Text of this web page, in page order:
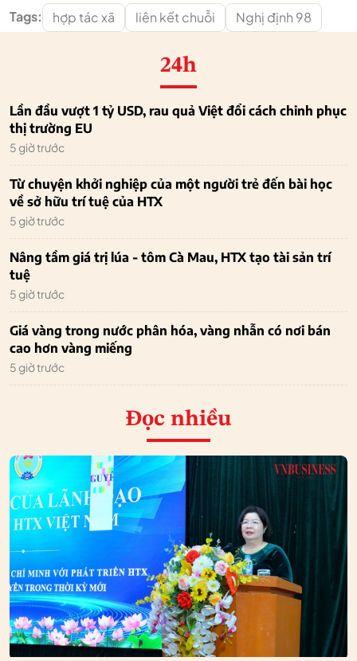
Tags: hợp tác xã liên kết chuỗi Nghị định 98
24h
Lần đầu vượt 1 tỷ USD, rau quả Việt đổi cách chinh phục
thị trường EU
5 giờ trước
Từ chuyện khởi nghiệp của một người trẻ đến bài học
về sở hữu trí tuệ của HTX
5 giờ trước
Nâng tầm giá trị lúa - tôm Cà Mau, HTX tạo tài sản trí
tuệ
5 giờ trước
Giá vàng trong nước phân hóa, vàng nhẫn có nơi bán
cao hơn vàng miếng
5 giờ trước
Đọc nhiều